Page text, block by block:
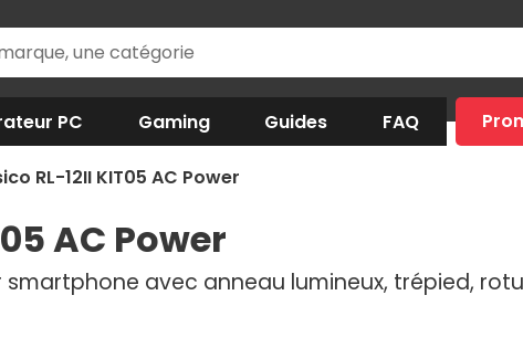
PC Gaming Guides FAQ
RL-12II KIT05 AC Power
AC Power
avec anneau lumineux, trépied,